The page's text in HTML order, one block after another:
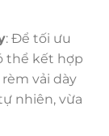
: Để tối ưu
thể kết hợp
vải dày
nhiên, vừa